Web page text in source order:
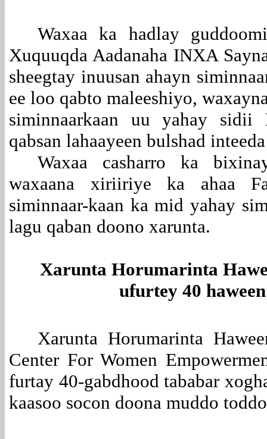
Waxaa ka hadlay
Xuquuqda Aadanaha INXA
sheegtay inuusan ahayn
ee loo qabto maleeshiyo,
siminnaarkaan uu yahay sidii
qabsan lahaayeen bulshad
Waxaa casharro ka
waxaana xiriiriye ka ahaa
siminnaar-kaan ka mid yahay
lagu qaban doono xarunta.
Xarunta Horumarinta
ufurtey 40
Xarunta Horumarinta
Center For Women
furtay 40-gabdhood tababar
kaasoo socon doona muddo